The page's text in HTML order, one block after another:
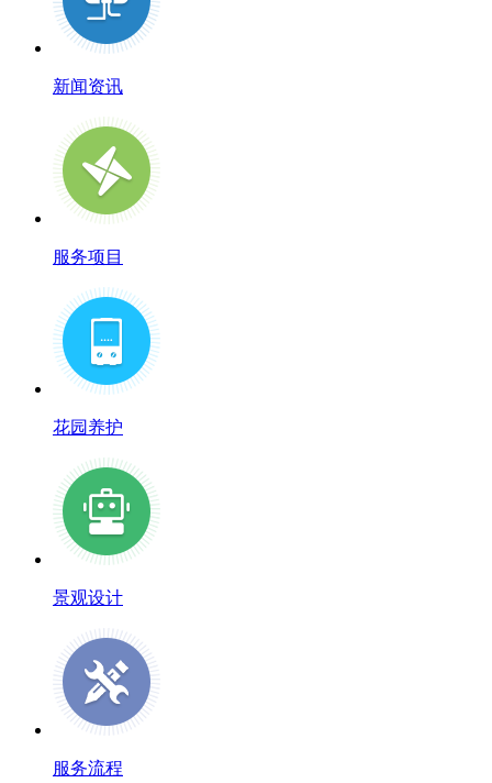
新闻资讯
服务项目
花园养护
景观设计
服务流程